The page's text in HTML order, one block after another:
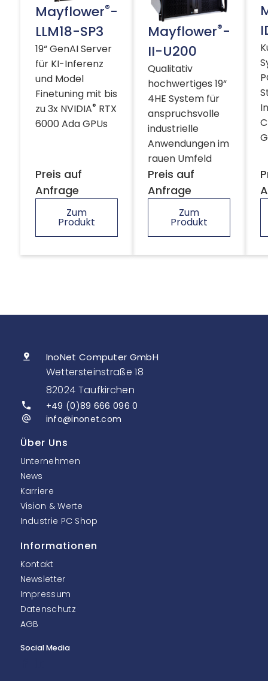
Mayflower®-
LLM18-SP3
19“ GenAI Server
für KI-Inferenz
und Model
Finetuning mit bis
zu 3x NVIDIA® RTX
6000 Ada GPUs
Preis auf
Anfrage
Zum
Produkt
Mayflower®-
II-U200
Qualitativ
hochwertiges 19“
4HE System für
anspruchsvolle
industrielle
Anwendungen im
rauen Umfeld
Preis auf
Anfrage
Zum
Produkt
InoNet Computer GmbH
Wettersteinstraße 18
82024 Taufkirchen
+49 (0)89 666 096 0
info@inonet.com
Über Uns
Unternehmen
News
Karriere
Vision & Werte
Industrie PC Shop
Informationen
Kontakt
Newsletter
Impressum
Datenschutz
AGB
Social Media